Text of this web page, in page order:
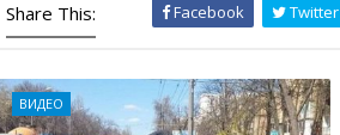
Share This: Facebook Twitter
ВИДЕО